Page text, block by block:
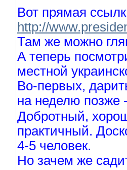
Вот прямая
http://
Там же можно
А теперь
местной
Во-первых,
на неделю позже
Добротный,
практичный.
4-5 человек.
Но зачем же